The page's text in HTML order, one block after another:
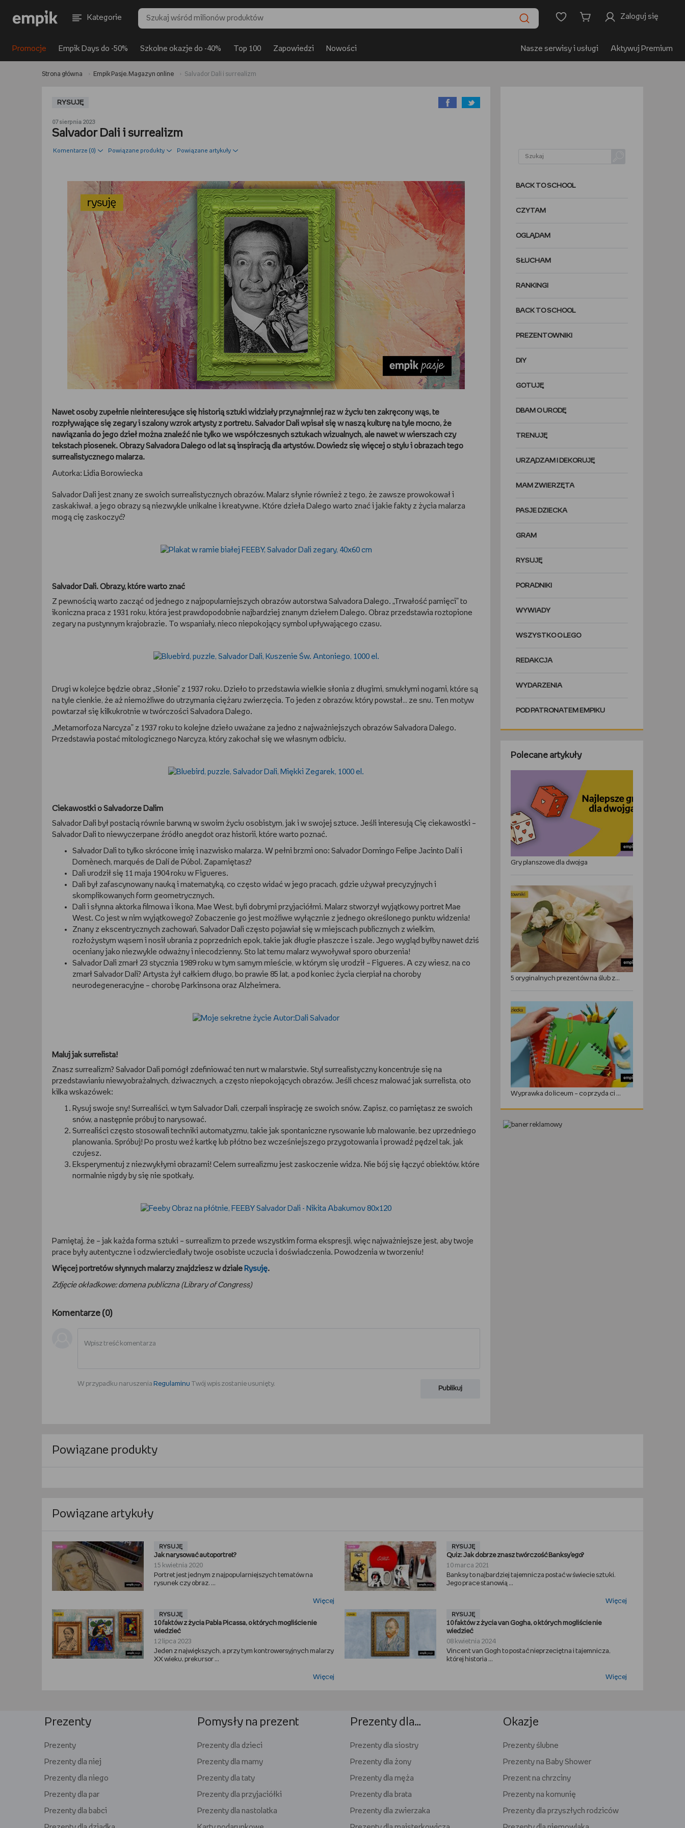
Kategorie Zaloguj się
Promocje Empik Days do -50% Szkolne okazje do -40% Top 100 Zapowiedzi Nowości Nasze serwisy i usługi Aktywuj Premium
Strona główna Empik Pasje. Magazyn online Salvador Dali i surrealizm
RYSUJĘ
07 sierpnia 2023
Salvador Dali i surrealizm
Komentarze (0) Powiązane produkty Powiązane artykuły
Nawet osoby zupełnie nieinteresujące się historią sztuki widziały przynajmniej raz w życiu ten zakręcony wąs, te
rozpływające się zegary i szalony wzrok artysty z portretu. Salvador Dali wpisał się w naszą kulturę na tyle mocno, że
nawiązania do jego dzieł można znaleźć nie tylko we współczesnych sztukach wizualnych, ale nawet w wierszach czy
tekstach piosenek. Obrazy Salvadora Dalego od lat są inspiracją dla artystów. Dowiedz się więcej o stylu i obrazach tego
surrealistycznego malarza.
Autorka: Lidia Borowiecka
Salvador Dali jest znany ze swoich surrealistycznych obrazów. Malarz słynie również z tego, że zawsze prowokował i
zaskakiwał, a jego obrazy są niezwykle unikalne i kreatywne. Które dzieła Dalego warto znać i jakie fakty z życia malarza
mogą cię zaskoczyć?
Salvador Dali. Obrazy, które warto znać
Z pewnością warto zacząć od jednego z najpopularniejszych obrazów autorstwa Salvadora Dalego. „Trwałość pamięci” to
ikoniczna praca z 1931 roku, która jest prawdopodobnie najbardziej znanym dziełem Dalego. Obraz przedstawia roztopione
zegary na pustynnym krajobrazie. To wspaniały, nieco niepokojący symbol upływającego czasu.
Drugi w kolejce będzie obraz „Słonie” z 1937 roku. Dzieło to przedstawia wielkie słonia z długimi, smukłymi nogami, które są
na tyle cienkie, że aż niemożliwe do utrzymania ciężaru zwierzęcia. To jeden z obrazów, który powstał… ze snu. Ten motyw
powtarzał się kilkukrotnie w twórczości Salvadora Dalego.
„Metamorfoza Narcyza” z 1937 roku to kolejne dzieło uważane za jedno z najważniejszych obrazów Salvadora Dalego.
Przedstawia postać mitologicznego Narcyza, który zakochał się we własnym odbiciu.
Ciekawostki o Salvadorze Dalim
Salvador Dali był postacią równie barwną w swoim życiu osobistym, jak i w swojej sztuce. Jeśli interesują Cię ciekawostki –
Salvador Dali to niewyczerpane źródło anegdot oraz historii, które warto poznać.
Salvador Dali to tylko skrócone imię i nazwisko malarza. W pełni brzmi ono: Salvador Domingo Felipe Jacinto Dalí i
Domènech, marqués de Dalí de Púbol. Zapamiętasz?
Dali urodził się 11 maja 1904 roku w Figueres.
Dali był zafascynowany nauką i matematyką, co często widać w jego pracach, gdzie używał precyzyjnych i
skomplikowanych form geometrycznych.
Dali i słynna aktorka filmowa i ikona, Mae West, byli dobrymi przyjaciółmi. Malarz stworzył wyjątkowy portret Mae
West. Co jest w nim wyjątkowego? Zobaczenie go jest możliwe wyłącznie z jednego określonego punktu widzenia!
Znany z ekscentrycznych zachowań, Salvador Dali często pojawiał się w miejscach publicznych z wielkim,
rozłożystym wąsem i nosił ubrania z poprzednich epok, takie jak długie płaszcze i szale. Jego wygląd byłby nawet dziś
oceniany jako niezwykle odważny i niecodzienny. Sto lat temu malarz wywoływał sporo oburzenia!
Salvador Dali zmarł 23 stycznia 1989 roku w tym samym mieście, w którym się urodził – Figueres. A czy wiesz, na co
zmarł Salvador Dali? Artysta żył całkiem długo, bo prawie 85 lat, a pod koniec życia cierpiał na choroby
neurodegeneracyjne – chorobę Parkinsona oraz Alzheimera.
Maluj jak surrelista!
Znasz surrealizm? Salvador Dali pomógł zdefiniować ten nurt w malarstwie. Styl surrealistyczny koncentruje się na
przedstawianiu niewyobrażalnych, dziwacznych, a często niepokojących obrazów. Jeśli chcesz malować jak surrelista, oto
kilka wskazówek:
Rysuj swoje sny! Surrealiści, w tym Salvador Dali, czerpali inspirację ze swoich snów. Zapisz, co pamiętasz ze swoich
snów, a następnie próbuj to narysować.
Surrealiści często stosowali techniki automatyzmu, takie jak spontaniczne rysowanie lub malowanie, bez uprzedniego
planowania. Spróbuj! Po prostu weź kartkę lub płótno bez wcześniejszego przygotowania i prowadź pędzel tak, jak
czujesz.
Eksperymentuj z niezwykłymi obrazami! Celem surrealizmu jest zaskoczenie widza. Nie bój się łączyć obiektów, które
normalnie nigdy by się nie spotkały.
Pamiętaj, że – jak każda forma sztuki – surrealizm to przede wszystkim forma ekspresji, więc najważniejsze jest, aby twoje
prace były autentyczne i odzwierciedlały twoje osobiste uczucia i doświadczenia. Powodzenia w tworzeniu!
Więcej portretów słynnych malarzy znajdziesz w dziale Rysuję.
Zdjęcie okładkowe: domena publiczna (Library of Congress)
Komentarze (0)
W przypadku naruszenia Regulaminu Twój wpis zostanie usunięty.
Publikuj
BACK TO SCHOOL
CZYTAM
OGLĄDAM
SŁUCHAM
RANKINGI
BACK TO SCHOOL
PREZENTOWNIKI
DIY
GOTUJĘ
DBAM O URODĘ
TRENUJĘ
URZĄDZAM I DEKORUJĘ
MAM ZWIERZĘTA
PASJE DZIECKA
GRAM
RYSUJĘ
PORADNIKI
WYWIADY
WSZYSTKO O LEGO
REDAKCJA
WYDARZENIA
POD PATRONATEM EMPIKU
Polecane artykuły
Gry planszowe dla dwojga
5 oryginalnych prezentów na ślub zamiast kwiatów
Wyprawka do liceum – co przyda ci się w roku szkolnym?
Powiązane produkty
Powiązane artykuły
RYSUJĘ
Jak narysować autoportret?
15 kwietnia 2020
Portret jest jednym z najpopularniejszych tematów na
rysunek czy obraz. ...
Więcej
RYSUJĘ
Quiz: Jak dobrze znasz twórczość Banksy’ego?
10 marca 2021
Banksy to najbardziej tajemnicza postać w świecie sztuki.
Jego prace stanowią ...
Więcej
RYSUJĘ
10 faktów z życia Pabla Picassa, o których mogliście nie
wiedzieć
12 lipca 2023
Jeden z największych, a przy tym kontrowersyjnych malarzy
XX wieku, prekursor ...
Więcej
RYSUJĘ
10 faktów z życia van Gogha, o których mogliście nie
wiedzieć
08 kwietnia 2024
Vincent van Gogh to postać nieprzeciętna i tajemnicza,
której historia ...
Więcej
Prezenty
Prezenty
Prezenty dla niej
Prezenty dla niego
Prezenty dla par
Prezenty dla babci
Pomysły na prezent
Prezenty dla dzieci
Prezenty dla mamy
Prezenty dla taty
Prezenty dla przyjaciółki
Prezenty dla nastolatka
Prezenty dla…
Prezenty dla siostry
Prezenty dla żony
Prezenty dla męża
Prezenty dla brata
Prezenty dla zwierzaka
Okazje
Prezenty ślubne
Prezenty na Baby Shower
Prezent na chrzciny
Prezenty na komunię
Prezenty dla przyszłych rodziców